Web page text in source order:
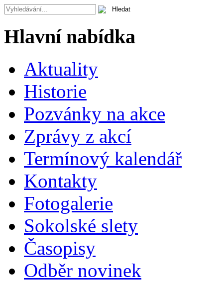
Hlavní nabídka
Aktuality
Historie
Pozvánky na akce
Zprávy z akcí
Termínový kalendář
Kontakty
Fotogalerie
Sokolské slety
Časopisy
Odběr novinek